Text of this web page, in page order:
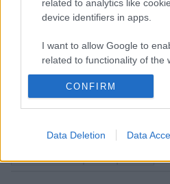
related to analytics like
device identifiers in apps.
I want to allow Google to
related to functionality of the
I want to allow Google to
I want to allow Google to
functionality and fraud
CONFIRM
Data Deletion Data
Kulturális és
koordinálásával, az Emberi
Nemzeti Fejlesztési
Turisztikai Ügynökség Zrt.